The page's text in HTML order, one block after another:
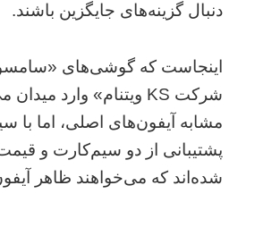
دنبال گزینه‌های جایگزین باشند.
مشابه آیفون‌های اصلی، اما با
پشتیبانی از دو سیم‌کارت و
شده‌اند که می‌خواهند ظاهر